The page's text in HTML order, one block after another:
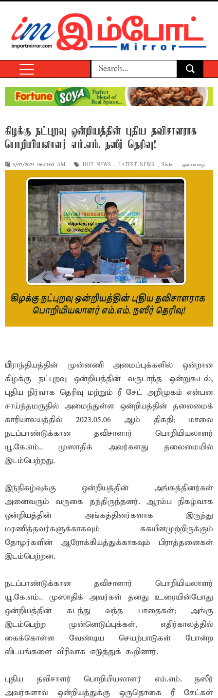
கிழக்கு நட்புறவு ஒன்றியத்தின் புதிய தவிசாளராக
பொறியியலாளர் எம்.எம். நஸீர் தெரிவு!
5/07/2023 06:43:00 AM HOT NEWS , LATEST NEWS , Slider , அம்பாறை
பிராந்தியத்தின் முன்னணி அமைப்புக்களில் ஒன்றான
கிழக்கு நட்புறவு ஒன்றியத்தின் வருடாந்த ஒன்றுகூடல்,
புதிய நிர்வாக தெரிவு மற்றும் ரீ சேட் அறிமுகம் என்பன
சாய்ந்தமருதில் அமைந்துள்ள ஒன்றியத்தின் தலைமைக்
காரியாலயத்தில் 2023.05.06 ஆம் திகதி; மாலை
நடப்பாண்டுக்கான தவிசாளார் பொறியியலாளர்
யூ.கே.எம்.. முஸாதிக் அவர்களது தலைமையில்
இடம்பெற்றது.
இந்நிகழ்வுக்கு ஒன்றியத்தின் அங்கத்தினர்கள்
அனைவரும் வருகை தந்திருந்தனர். ஆரம்ப நிகழ்வாக
ஒன்றியத்தின் அங்கத்தினர்களாக இருந்து
மரணித்தவர்களுக்காகவும் சுகயீனமுற்றிருக்கும்
தோழர்களின் ஆரோக்கியத்துக்காகவும் பிராத்தனைகள்
இடம்பெற்றன.
நடப்பாண்டுக்கான தவிசாளார் பொறியியலாளர்
யூ.கே.எம்.. முஸாதிக் அவர்கள் தனது உரையின்போது
ஒன்றியத்தின் கடந்து வந்த பாதைகள்; அங்கு
இடம்பெற்ற முன்னெடுப்புக்கள், எதிர்காலத்தில்
கைக்கொள்ள வேண்டிய செயற்பாடுகள் போன்ற
விடயங்களை விரிவாக எடுத்துக் கூறினார்.
புதிய தவிசாளர் பொறியியலாளர் எம்.எம். நஸீர்
அவர்களால் ஒன்றியத்துக்கு ஒருதொகை ரீ சேட்கள்